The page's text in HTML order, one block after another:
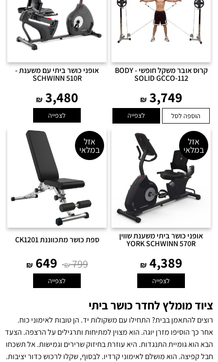
קרוס אובר משקל חופשי - BODY
SOLID GCCO-112
3,749
₪
הוספה לסל לצפייה
אופני כושר ביתי עם משענת -
SCHWINN 510R
3,480
₪
לצפייה
אזל
במלאי
אופני כושר ביתי משענת שווין
YORK SCHWINN 570R
4,389
₪
לצפייה
אזל
במלאי
ספת כושר מתכווננת CK1201
799
₪
649
₪
לצפייה
ציוד מומלץ לחדר כושר ביתי
רוצים להתאמן בבית? התחילו עם משקולות יד. הן טובות לאימוני כוח.
אחר כך הוסיפו מזרן יוגה. הוא מצוין למתיחות ותרגילים על הרצפה. הצעד
הבא הוא גומיית התנגדות. היא עוזרת בחיזוק שרירים וגמישות. אל תשכחו
חבל קפיצה. הוא מושלם לאימוני קרדיו. לבסוף, שקלו לרכוש כדור יציבות.